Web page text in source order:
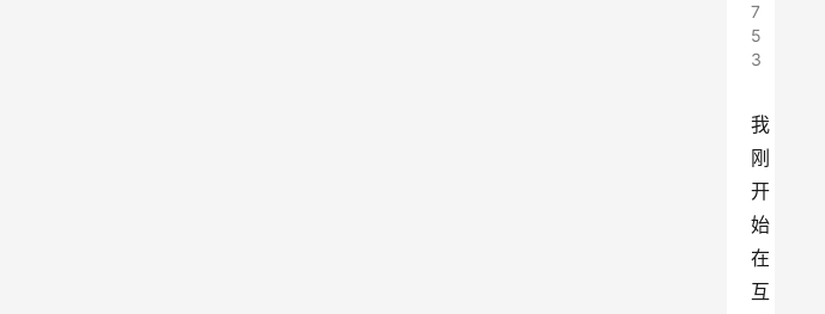
7
5
3
我
刚
开
始
在
互